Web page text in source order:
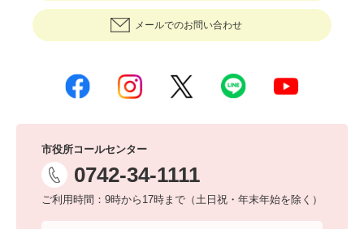
メールでのお問い合わせ
市役所コールセンター
0742-34-1111
ご利用時間：9時から17時まで（土日祝・年末年始を除く）